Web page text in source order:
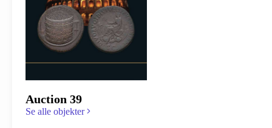
Auction 39
Se alle objekter